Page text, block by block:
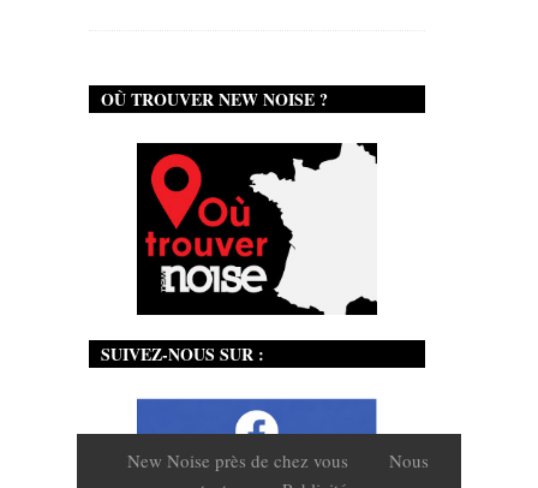
OÙ TROUVER NEW NOISE ?
SUIVEZ-NOUS SUR :
New Noise près de chez vous
Nous